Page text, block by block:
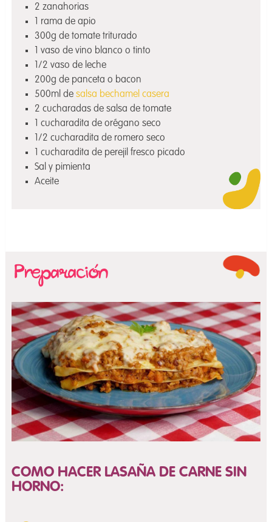
2 zanahorias
1 rama de apio
300g de tomate triturado
1 vaso de vino blanco o tinto
1/2 vaso de leche
200g de panceta o bacon
500ml desalsa bechamel casera
2 cucharadas de salsa de tomate
1 cucharadita de orégano seco
1/2 cucharadita de romero seco
1 cucharadita de perejil fresco picado
Sal y pimienta
Aceite
COMO HACER LASAÑA DE CARNE SIN
HORNO: